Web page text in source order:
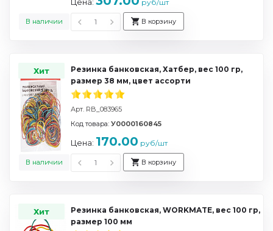
В наличии
руб/шт
В корзину
Хит
Резинка банковская, Хатбер, вес 100 гр,
размер 38 мм, цвет ассорти
Арт. RB_083965
В наличии
Код товара: У0000160845
Цена: 170.00 руб/шт
В корзину
Хит
Резинка банковская, WORKMATE, вес 100 гр,
размер 100 мм